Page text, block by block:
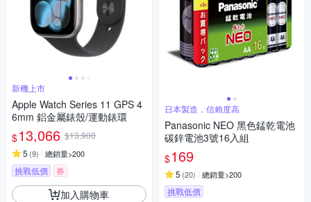
新機上市
Apple Watch Series 11 GPS 4
6mm 鋁金屬錶殼/運動錶環
$13,066 $13,900
5 (9) 總銷量>200
挑戰低價 券
加入購物車
日本製造，信賴度高
Panasonic NEO 黑色錳乾電池
碳鋅電池3號16入組
$169
5 (20) 總銷量>200
挑戰低價